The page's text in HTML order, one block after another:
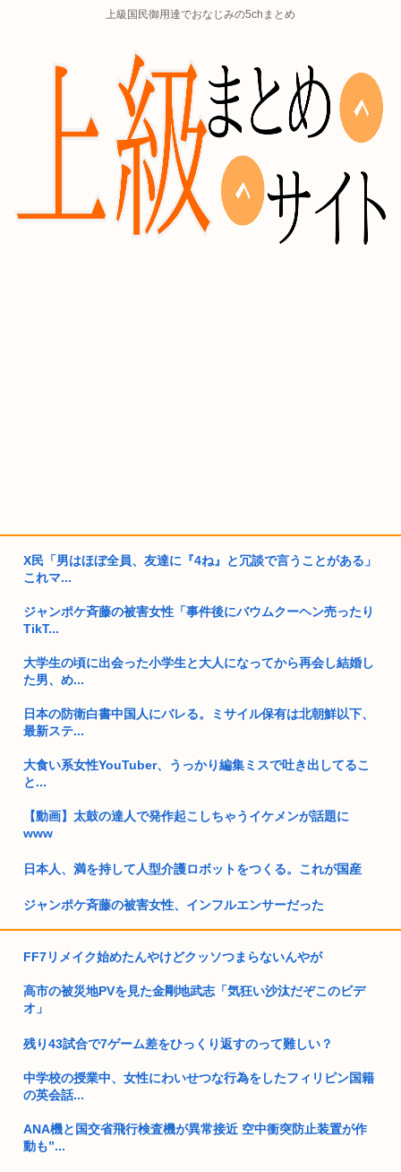
上級国民御用達でおなじみの5chまとめ
X民「男はほぼ全員、友達に『4ね』と冗談で言うことがある」
これマ...
ジャンポケ斉藤の被害女性「事件後にバウムクーヘン売ったり
TikT...
大学生の頃に出会った小学生と大人になってから再会し結婚し
た男、め...
日本の防衛白書中国人にバレる。ミサイル保有は北朝鮮以下、
最新ステ...
大食い系女性YouTuber、うっかり編集ミスで吐き出してるこ
と...
【動画】太鼓の達人で発作起こしちゃうイケメンが話題に
www
日本人、満を持して人型介護ロボットをつくる。これが国産
ジャンポケ斉藤の被害女性、インフルエンサーだった
来。悪...
中国父さん、街全体に坑道からの涼しい水を流すことでエアコ
ンいらず...
中川翔子さん、スレッズでお気持ち表明「Xってフォローして
正直独身ってメリット云々以前の問題よな
女性初の将棋プロ棋士、ガチで誕生しそうwww
FF7リメイク始めたんやけどクッソつまらないんやが
高市の被災地PVを見た金剛地武志「気狂い沙汰だぞこのビデ
オ」
残り43試合で7ゲーム差をひっくり返すのって難しい？
中学校の授業中、女性にわいせつな行為をしたフィリピン国籍
の英会話...
ANA機と国交省飛行検査機が異常接近 空中衝突防止装置が作
動も”...